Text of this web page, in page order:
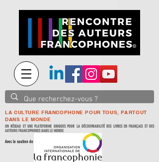
LA CULTURE FRANCOPHONE POUR TOUS, PARTOUT
DANS LE MONDE
UN RÉSEAU ET UNE PLATEFORME UNIQUES POUR LA DÉCOUVRABILITÉ DES LIVRES EN FRANÇAIS ET DES
AUTEURS FRANCOPHONES DANS LE MONDE
Avec le soutien de